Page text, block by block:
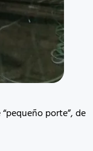
porte”, de